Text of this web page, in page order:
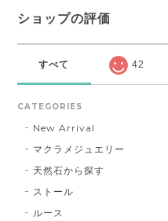
ショップの評価
すべて 42
CATEGORIES
New Arrival
マクラメジュエリー
天然石から探す
ストール
ルース